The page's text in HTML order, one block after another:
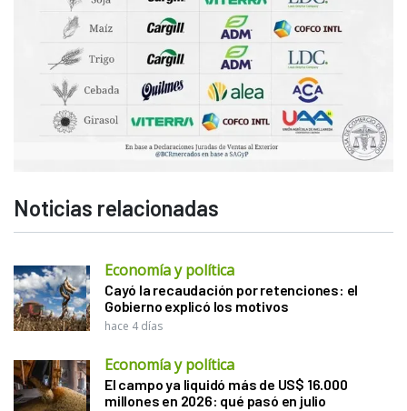
Noticias relacionadas
Economía y política
Cayó la recaudación por retenciones: el
Gobierno explicó los motivos
hace 4 días
Economía y política
El campo ya liquidó más de US$ 16.000
millones en 2026: qué pasó en julio